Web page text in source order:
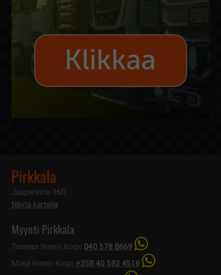
Pirkkala
Jasperintie 160
Näytä kartalla
Myynti Pirkkala
Tuomas Niemi-Korpi 040 578 8669
Miika Niemi-Korpi +358 40 582 4516